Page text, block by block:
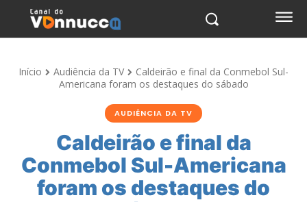
Início Audiência da TV
Caldeirão e final da Conmebol Sul-
Americana foram os destaques do sábado
AUDIÊNCIA DA TV
Caldeirão e final da
Conmebol Sul-Americana
foram os destaques do